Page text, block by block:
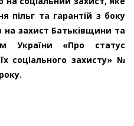
пільг та гарантій з боку
захист Батьківщини та
України «Про статус
соціального захисту» №